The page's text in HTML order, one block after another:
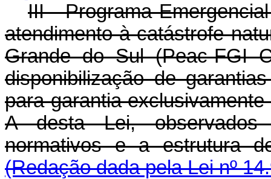
III - Programa
atendimento à catástrofe
Grande do Sul (Peac-FGI
disponibilização de
para garantia
A desta Lei, observados
normativos e a
(Redação dada pela Lei nº